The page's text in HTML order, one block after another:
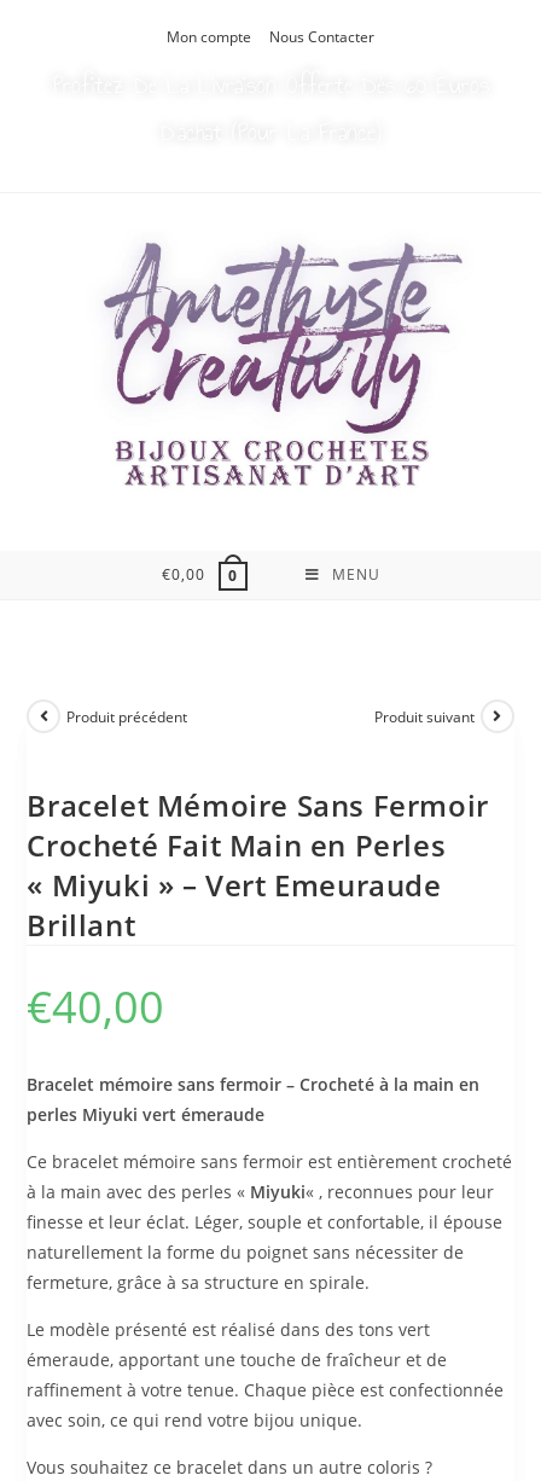
Mon compte Nous Contacter
€0,00 0 MENU
Produit précédent Produit suivant
Bracelet Mémoire Sans Fermoir
Crocheté Fait Main en Perles
« Miyuki » – Vert Emeuraude
Brillant
€40,00
Bracelet mémoire sans fermoir – Crocheté à la main en
perles Miyuki vert émeraude
Ce bracelet mémoire sans fermoir est entièrement crocheté
à la main avec des perles « Miyuki« , reconnues pour leur
finesse et leur éclat. Léger, souple et confortable, il épouse
naturellement la forme du poignet sans nécessiter de
fermeture, grâce à sa structure en spirale.
Le modèle présenté est réalisé dans des tons vert
émeraude, apportant une touche de fraîcheur et de
raffinement à votre tenue. Chaque pièce est confectionnée
avec soin, ce qui rend votre bijou unique.
Vous souhaitez ce bracelet dans un autre coloris ?